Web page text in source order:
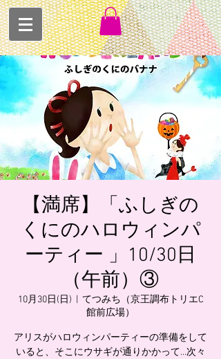
【満席】「ふしぎの
くにのハロウィンパ
ーティー 」10/30日
（午前）③
10月30日(日)
てつみち（京王調布トリエC
館前広場）
アリスがハロウィンパーティーの準備をして
いると、そこにウサギが通りかかって…次々